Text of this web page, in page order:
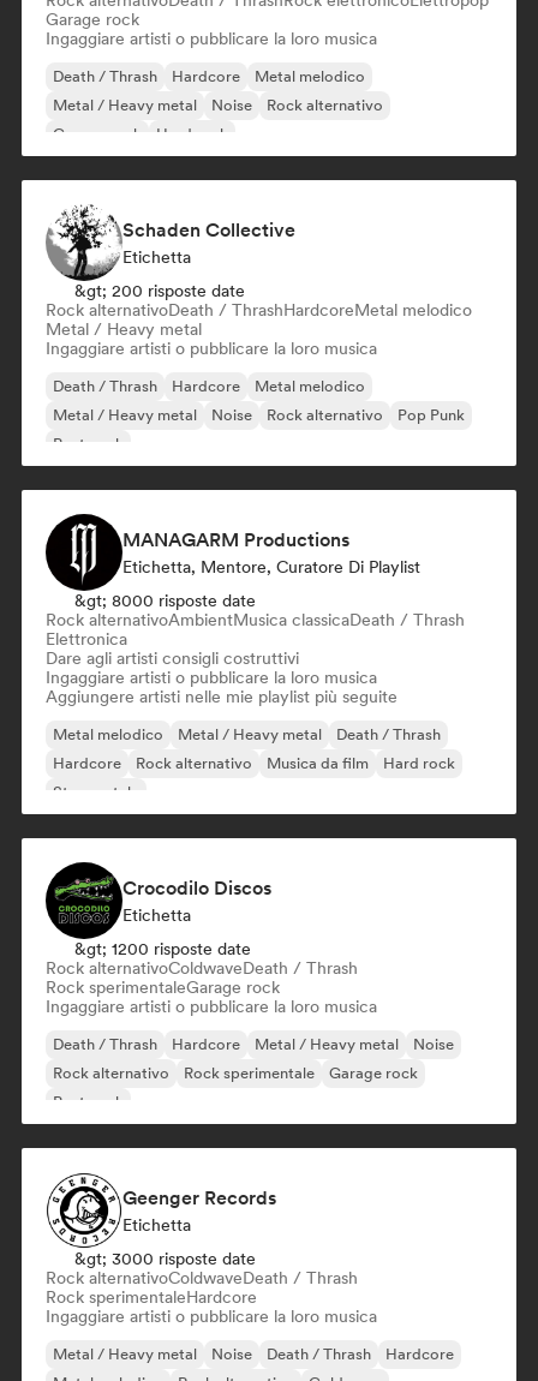
Garage rock
Ingaggiare artisti o pubblicare la loro musica
Death / Thrash Hardcore
Metal melodico
Metal / Heavy metal
Noise
Rock alternativo
Garage rock
Hard rock
Schaden Collective
Etichetta
&gt; 200 risposte date
Rock alternativoDeath / ThrashHardcoreMetal melodico
Metal / Heavy metal
Ingaggiare artisti o pubblicare la loro musica
Death / Thrash Hardcore
Metal melodico
Metal / Heavy metal
Noise Rock alternativo
Pop Punk
Post punk
MANAGARM Productions
Etichetta, Mentore, Curatore Di Playlist
&gt; 8000 risposte date
Rock alternativoAmbientMusica classicaDeath / Thrash
Elettronica
Dare agli artisti consigli costruttivi
Ingaggiare artisti o pubblicare la loro musica
Aggiungere artisti nelle mie playlist più seguite
Metal melodico Metal / Heavy metal
Death / Thrash
Hardcore
Rock alternativo Musica da film
Hard rock
Strumentale
Crocodilo Discos
Etichetta
&gt; 1200 risposte date
Rock alternativoColdwaveDeath / Thrash
Rock sperimentaleGarage rock
Ingaggiare artisti o pubblicare la loro musica
Death / Thrash Hardcore Metal / Heavy metal
Noise
Rock alternativo
Rock sperimentale
Garage rock
Post punk
Geenger Records
Etichetta
&gt; 3000 risposte date
Rock alternativoColdwaveDeath / Thrash
Rock sperimentaleHardcore
Ingaggiare artisti o pubblicare la loro musica
Metal / Heavy metal Noise Death / Thrash
Hardcore